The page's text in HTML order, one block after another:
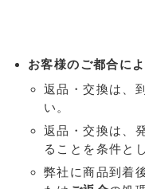
お客様のご都合に
返品・交換は、
い。
返品・交換は、
ることを条件と
弊社に商品到着